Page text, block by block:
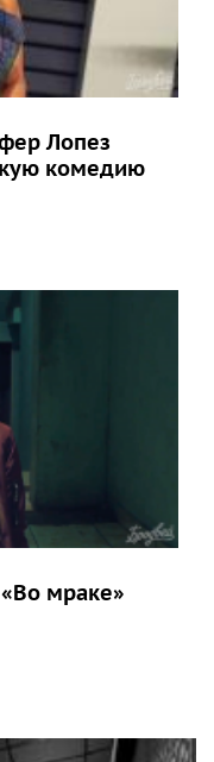
Лопез
комедию
мраке»